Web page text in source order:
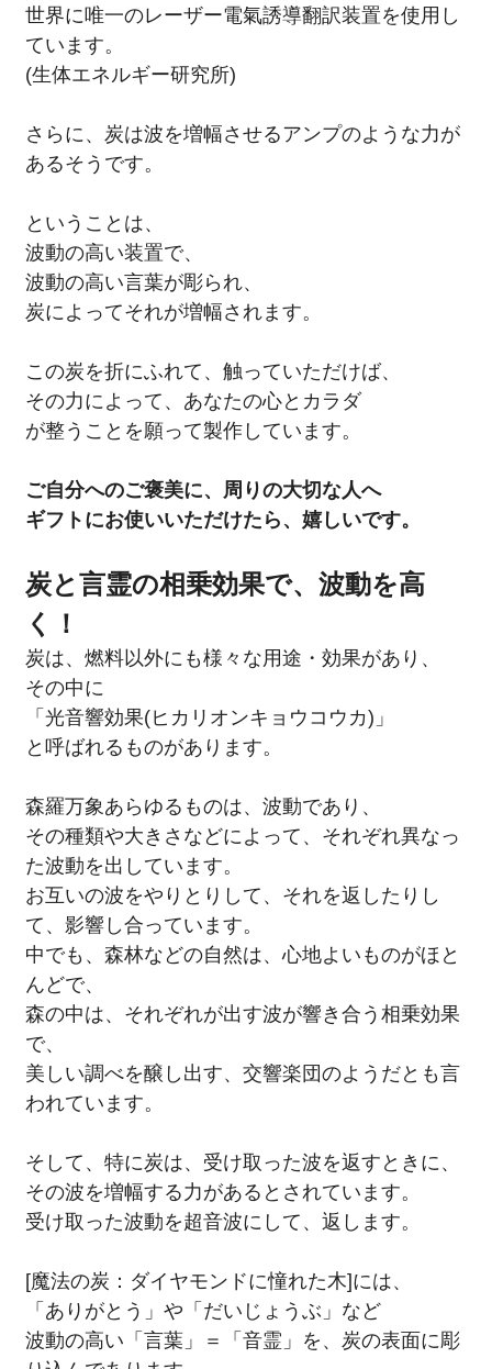
世界に唯一のレーザー電氣誘導翻訳装置を使用し
ています。
(生体エネルギー研究所)
さらに、炭は波を増幅させるアンプのような力が
あるそうです。
ということは、
波動の高い装置で、
波動の高い言葉が彫られ、
炭によってそれが増幅されます。
この炭を折にふれて、触っていただけば、
その力によって、あなたの心とカラダ
が整うことを願って製作しています。
ご自分へのご褒美に、周りの大切な人へ
ギフトにお使いいただけたら、嬉しいです。
炭と言霊の相乗効果で、波動を高
く！
炭は、燃料以外にも様々な用途・効果があり、
その中に
「光音響効果(ヒカリオンキョウコウカ)」
と呼ばれるものがあります。
森羅万象あらゆるものは、波動であり、
その種類や大きさなどによって、それぞれ異なっ
た波動を出しています。
お互いの波をやりとりして、それを返したりし
て、影響し合っています。
中でも、森林などの自然は、心地よいものがほと
んどで、
森の中は、それぞれが出す波が響き合う相乗効果
で、
美しい調べを醸し出す、交響楽団のようだとも言
われています。
そして、特に炭は、受け取った波を返すときに、
その波を増幅する力があるとされています。
受け取った波動を超音波にして、返します。
[魔法の炭：ダイヤモンドに憧れた木]には、
「ありがとう」や「だいじょうぶ」など
波動の高い「言葉」＝「音霊」を、炭の表面に彫